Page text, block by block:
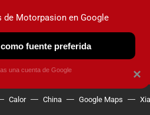
OBSERVATORIO
Calor China Google Maps
×
de Motorpasion en Google
fuente preferida
una cuenta de Google